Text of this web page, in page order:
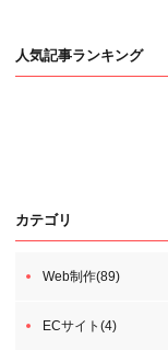
人気記事ランキング
カテゴリ
Web制作(89)
ECサイト(4)